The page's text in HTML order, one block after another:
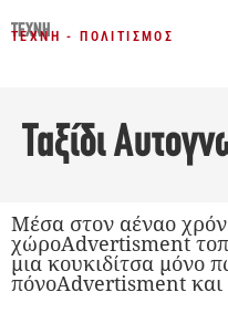
ΤΈΧΝΗ
ΤΈΧΝΗ - ΠΟΛΙΤΙΣΜΌΣ
Ταξίδι
Μέσα στον αέναο
χώροAdvertisment
μια κουκιδίτσα μόνο
πόνοAdvertisment και